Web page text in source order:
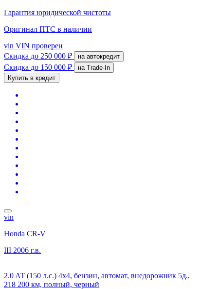
Гарантия юридической чистоты
Оригинал ПТС в наличии
vin VIN проверен
Скидка до 250 000 ₽ на автокредит
Скидка до 150 000 ₽
на Trade-In
Купить в кредит
vin
Honda CR-V
III 2006 г.в.
2.0 AT (150 л.с.) 4x4, бензин, автомат, внедорожник 5д.,
218 200 км, полный, черный